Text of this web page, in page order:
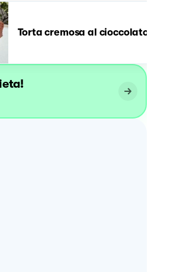
Torta cremosa al cioccolato